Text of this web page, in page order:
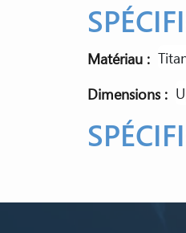
Matériau
Dimensions